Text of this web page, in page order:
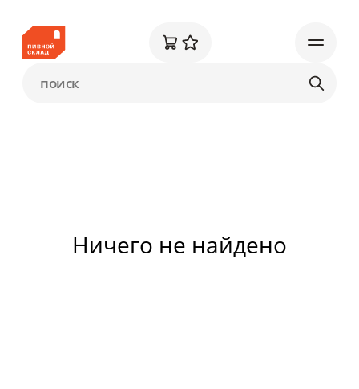
Ничего не найдено